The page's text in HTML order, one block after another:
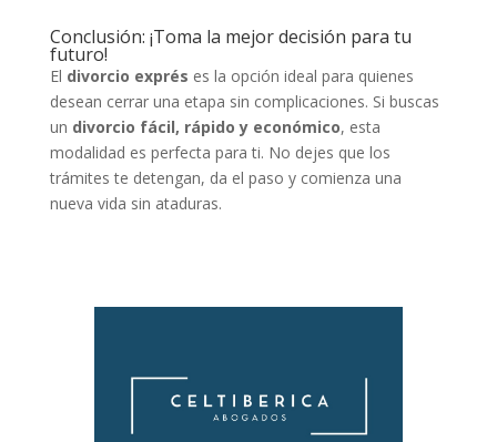
Conclusión: ¡Toma la mejor decisión para tu
futuro!
El divorcio exprés es la opción ideal para quienes
desean cerrar una etapa sin complicaciones. Si buscas
un divorcio fácil, rápido y económico, esta
modalidad es perfecta para ti. No dejes que los
trámites te detengan, da el paso y comienza una
nueva vida sin ataduras.